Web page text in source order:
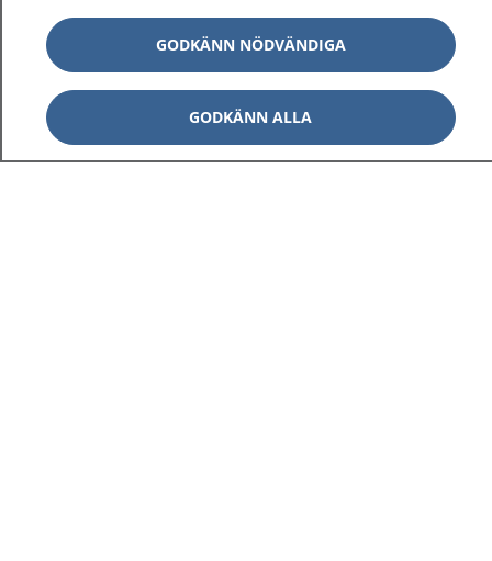
GODKÄNN NÖDVÄNDIGA
GODKÄNN ALLA